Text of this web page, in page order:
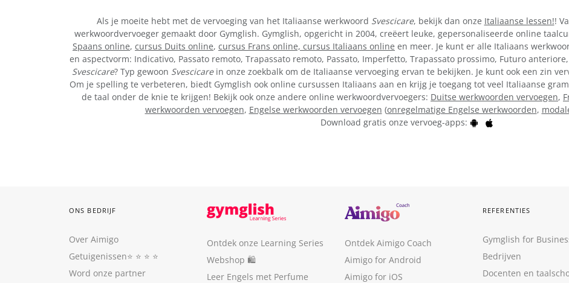
Als je moeite hebt met de vervoeging van het Italiaanse werkwoord Svescicare, bekijk dan onze Italiaanse lessen!!
werkwoordvervoeger gemaakt door Gymglish. Gymglish, opgericht in 2004, creëert leuke, gepersonaliseerde online
Spaans online, cursus Duits online, cursus Frans online, cursus Italiaans online en meer. Je kunt er alle Italiaans
en aspectvorm: Indicativo, Passato remoto, Trapassato remoto, Passato, Imperfetto, Trapassato prossimo, Futuro
Svescicare? Typ gewoon Svescicarein onze zoekbalk om de Italiaanse vervoeging ervan te bekijken. Je kunt ook een zin
Om je spelling te verbeteren, biedt Gymglish ook online cursussen Italiaans aan en krijg je toegang tot veel Italiaanse
de taal onder de knie te krijgen! Bekijk ook onze andere online werkwoordvervoegers: Duitse werkwoorden vervoegen,
werkwoorden vervoegen, Engelse werkwoorden vervoegen (onregelmatige Engelse werkwoorden,
Download gratis onze vervoeg-apps:
ONS BEDRIJF
Over Aimigo
Getuigenissen⭐️ ⭐️ ⭐️ ⭐️
Word onze partner
Ontdek onze Learning Series
Webshop 🛍
Leer Engels met Perfume
Ontdek Aimigo Coach
Aimigo for Android
Aimigo for iOS
REFERENTIES
Gymglish for
Bedrijven
Docenten en